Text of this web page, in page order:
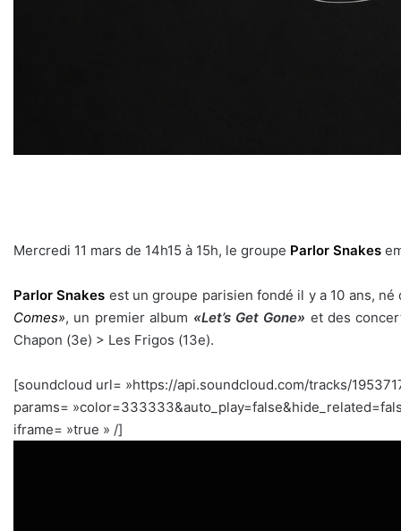
Mercredi 11 mars de 14h15 à 15h, le groupe Parlor Snakes
Parlor Snakes est un groupe parisien fondé il y a 10 ans,
Comes», un premier album «Let’s Get Gone» et des
Chapon (3e) > Les Frigos (13e).
[soundcloud url= »https://api.soundcloud.com/tracks/
params=
iframe= »true » /]